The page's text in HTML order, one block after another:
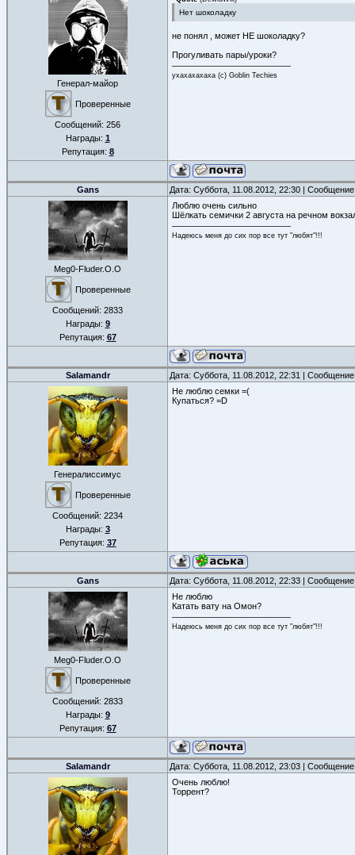
Генерал-майор
Проверенные
Сообщений: 256
Награды: 1
Репутация: 8
Нет шоколадку
не понял , может НЕ шоколадку?
Прогуливать пары/уроки?
ухахахахаха (с) Goblin Techies
Gans Дата: Суббота, 11.08.2012, 22:30 |
Meg0-Fluder.O.O
Проверенные
Сообщений: 2833
Награды: 9
Репутация: 67
Люблю очень сильно
Шёлкать семички 2 августа на речном
Надеюсь меня до сих пор все тут "любят"!!!
Salamandr Дата: Суббота, 11.08.2012, 22:31 |
Генералиссимус
Проверенные
Сообщений: 2234
Награды: 3
Репутация: 37
Не люблю семки =(
Купаться? =D
Gans Дата: Суббота, 11.08.2012, 22:33 |
Meg0-Fluder.O.O
Проверенные
Сообщений: 2833
Награды: 9
Репутация: 67
Не люблю
Катать вату на Омон?
Надеюсь меня до сих пор все тут "любят"!!!
Salamandr
Дата: Суббота, 11.08.2012, 23:03 |
Очень люблю!
Торрент?